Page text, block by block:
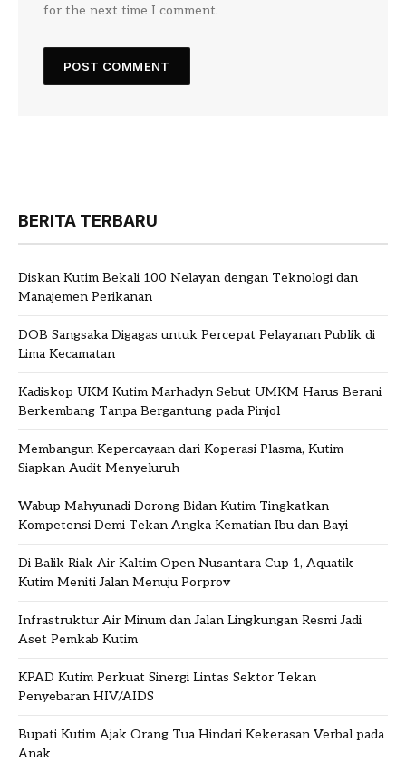
for the next time I comment.
BERITA TERBARU
Diskan Kutim Bekali 100 Nelayan dengan Teknologi dan
Manajemen Perikanan
DOB Sangsaka Digagas untuk Percepat Pelayanan Publik di
Lima Kecamatan
Kadiskop UKM Kutim Marhadyn Sebut UMKM Harus Berani
Berkembang Tanpa Bergantung pada Pinjol
Membangun Kepercayaan dari Koperasi Plasma, Kutim
Siapkan Audit Menyeluruh
Wabup Mahyunadi Dorong Bidan Kutim Tingkatkan
Kompetensi Demi Tekan Angka Kematian Ibu dan Bayi
Di Balik Riak Air Kaltim Open Nusantara Cup 1, Aquatik
Kutim Meniti Jalan Menuju Porprov
Infrastruktur Air Minum dan Jalan Lingkungan Resmi Jadi
Aset Pemkab Kutim
KPAD Kutim Perkuat Sinergi Lintas Sektor Tekan
Penyebaran HIV/AIDS
Bupati Kutim Ajak Orang Tua Hindari Kekerasan Verbal pada
Anak